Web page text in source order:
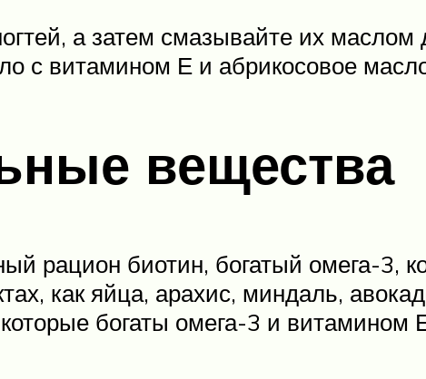
а затем смазывайте их
с витамином Е и абрикосовое
вещества
рацион биотин, богатый омега-3,
как яйца, арахис, миндаль,
богаты омега-3 и витамином